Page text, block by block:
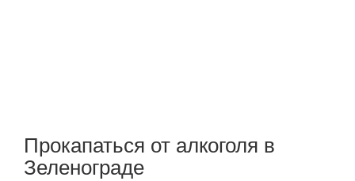
Прокапаться от алкоголя в
Зеленограде